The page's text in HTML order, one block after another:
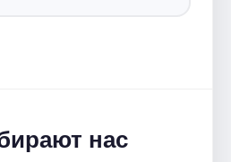
нас